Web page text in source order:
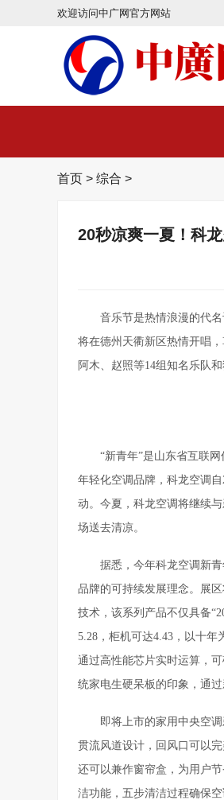
欢迎访问中广网官方网站
首页 > 综合 >
20秒凉爽一夏！科
音乐节是热情浪漫的代
将在德州天衢新区热情开唱
阿木、赵照等14组知名乐队
“新青年”是山东省互联
年轻化空调品牌，科龙空调
动。今夏，科龙空调将继续
场送去清凉。
据悉，今年科龙空调新
品牌的可持续发展理念。展
技术，该系列产品不仅具备
5.28，柜机可达4.43，以十年
通过高性能芯片实时运算，
统家电生硬呆板的印象，通
即将上市的家用中央空
贯流风道设计，回风口可以
还可以兼作窗帘盒，为用户
洁功能，五步清洁过程确保